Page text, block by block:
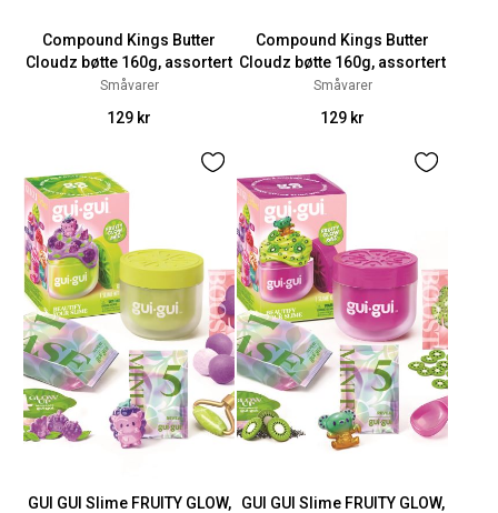
Compound Kings Butter
Cloudz bøtte 160g, assortert
Småvarer
129 kr
Compound Kings Butter
Cloudz bøtte 160g, assortert
Småvarer
129 kr
GUI GUI Slime FRUITY GLOW,
GUI GUI Slime FRUITY GLOW,